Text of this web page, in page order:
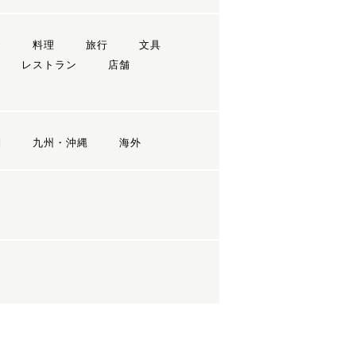
料理 旅行
文具
レストラン
店舗
九州・沖縄 海外